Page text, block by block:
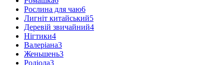
Рослина для чаю6
Лигніт китайський5
Деревій звичайний4
Нігтики4
Валеріана3
Женьшень3
Родіола3